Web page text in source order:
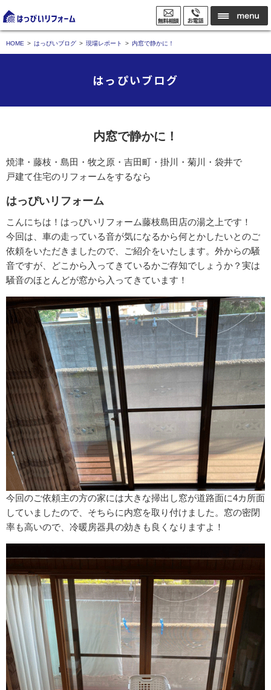
HOME はっぴいブログ 現場レポート 内窓で静かに！
はっぴいブログ
内窓で静かに！
焼津・藤枝・島田・牧之原・吉田町・掛川・菊川・袋井で
戸建て住宅のリフォームをするなら
はっぴいリフォーム
こんにちは！はっぴいリフォーム藤枝島田店の湯之上です！
今回は、車の走っている音が気になるから何とかしたいとのご
依頼をいただきましたので、ご紹介をいたします。外からの騒
音ですが、どこから入ってきているかご存知でしょうか？実は
騒音のほとんどが窓から入ってきています！
今回のご依頼主の方の家には大きな掃出し窓が道路面に4カ所面
していましたので、そちらに内窓を取り付けました。窓の密閉
率も高いので、冷暖房器具の効きも良くなりますよ！